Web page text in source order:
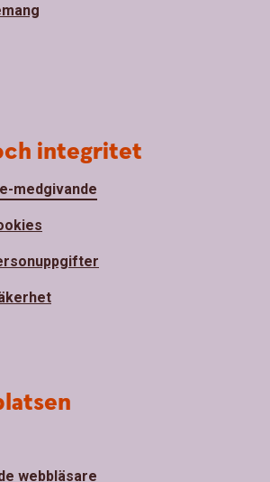
integritet
medgivande
webbläsare